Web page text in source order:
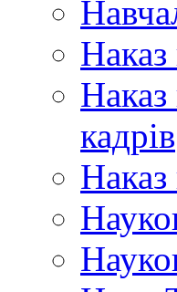
Наказ
Наказ
кадрів
Наказ